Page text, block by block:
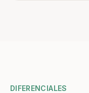
DIFERENCIALES